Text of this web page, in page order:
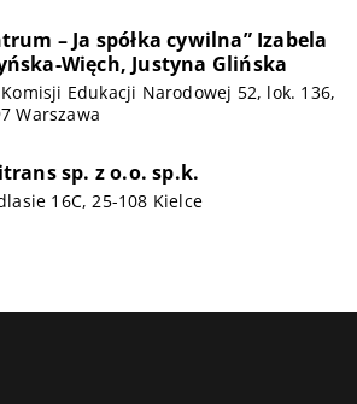
– Ja spółka cywilna” Izabela
Więch, Justyna Glińska
Edukacji Narodowej 52, lok. 136,
Warszawa
sp. z o.o. sp.k.
16C, 25-108 Kielce